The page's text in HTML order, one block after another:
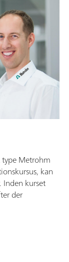
Metrohm
kan
kurset
der